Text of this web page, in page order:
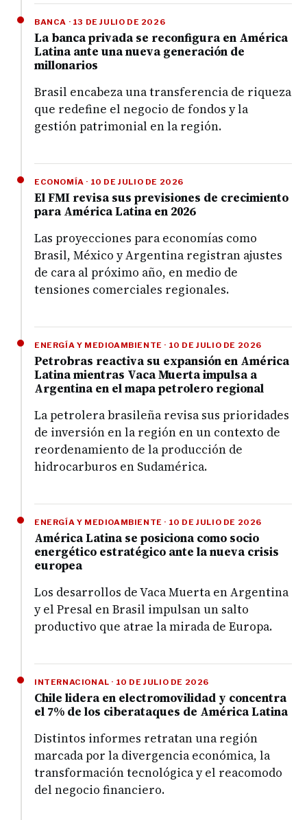
BANCA · 13 DE JULIO DE 2026
La banca privada se reconfigura en América
Latina ante una nueva generación de
millonarios
Brasil encabeza una transferencia de riqueza
que redefine el negocio de fondos y la
gestión patrimonial en la región.
ECONOMÍA · 10 DE JULIO DE 2026
El FMI revisa sus previsiones de crecimiento
para América Latina en 2026
Las proyecciones para economías como
Brasil, México y Argentina registran ajustes
de cara al próximo año, en medio de
tensiones comerciales regionales.
ENERGÍA Y MEDIOAMBIENTE · 10 DE JULIO DE 2026
Petrobras reactiva su expansión en América
Latina mientras Vaca Muerta impulsa a
Argentina en el mapa petrolero regional
La petrolera brasileña revisa sus prioridades
de inversión en la región en un contexto de
reordenamiento de la producción de
hidrocarburos en Sudamérica.
ENERGÍA Y MEDIOAMBIENTE · 10 DE JULIO DE 2026
América Latina se posiciona como socio
energético estratégico ante la nueva crisis
europea
Los desarrollos de Vaca Muerta en Argentina
y el Presal en Brasil impulsan un salto
productivo que atrae la mirada de Europa.
INTERNACIONAL · 10 DE JULIO DE 2026
Chile lidera en electromovilidad y concentra
el 7% de los ciberataques de América Latina
Distintos informes retratan una región
marcada por la divergencia económica, la
transformación tecnológica y el reacomodo
del negocio financiero.